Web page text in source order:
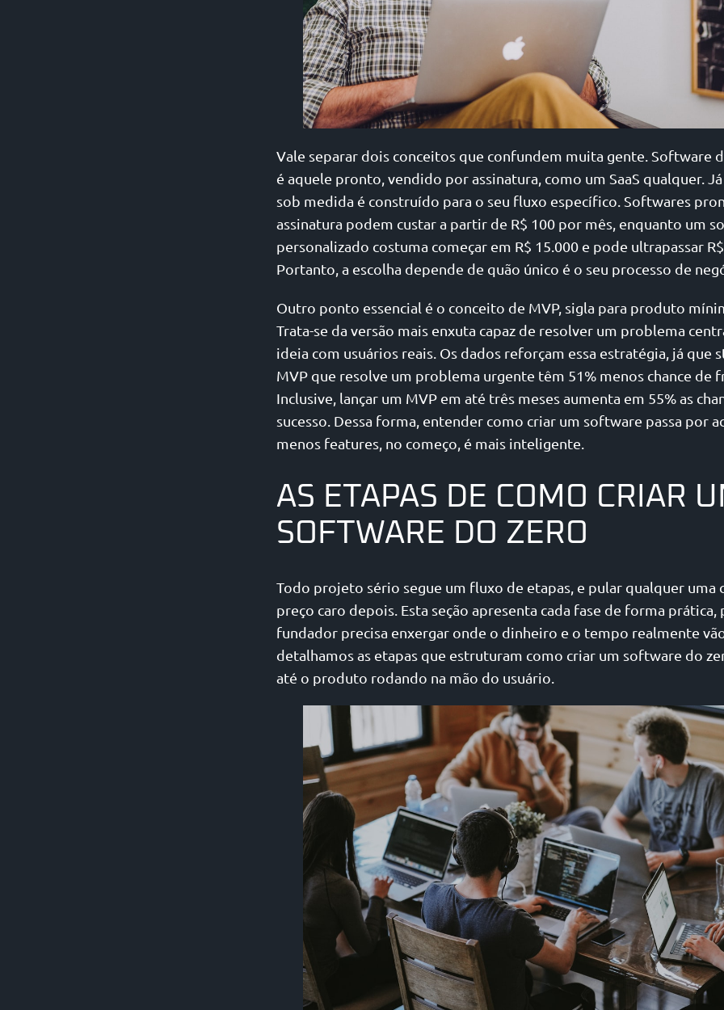
Vale separar dois conceitos que confundem muita gente. Software
é aquele pronto, vendido por assinatura, como um SaaS qualquer.
sob medida é construído para o seu fluxo específico. Softwares
assinatura podem custar a partir de R$ 100 por mês, enquanto um
personalizado costuma começar em R$ 15.000 e pode ultrapassar
Portanto, a escolha depende de quão único é o seu processo de
Outro ponto essencial é o conceito de MVP, sigla para produto
Trata-se da versão mais enxuta capaz de resolver um problema
ideia com usuários reais. Os dados reforçam essa estratégia, já que
MVP que resolve um problema urgente têm 51% menos chance de
Inclusive, lançar um MVP em até três meses aumenta em 55% as
sucesso. Dessa forma, entender como criar um software passa por
menos features, no começo, é mais inteligente.
AS ETAPAS DE COMO CRIAR
SOFTWARE DO ZERO
Todo projeto sério segue um fluxo de etapas, e pular qualquer uma
preço caro depois. Esta seção apresenta cada fase de forma
fundador precisa enxergar onde o dinheiro e o tempo realmente
detalhamos as etapas que estruturam como criar um software do
até o produto rodando na mão do usuário.